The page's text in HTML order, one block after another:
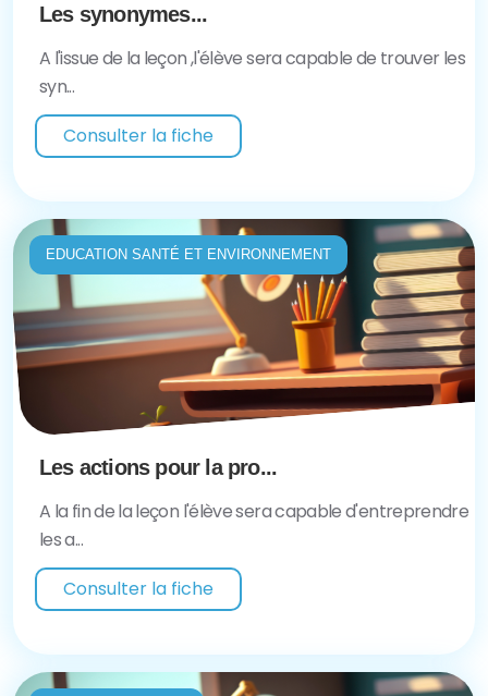
Les synonymes...
A l'issue de la leçon ,l'élève sera capable de trouver les
syn...
Consulter la fiche
EDUCATION SANTÉ ET ENVIRONNEMENT
Les actions pour la pro...
A la fin de la leçon l'élève sera capable d'entreprendre
les a...
Consulter la fiche